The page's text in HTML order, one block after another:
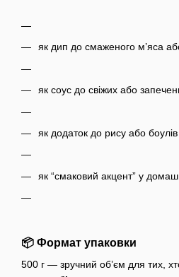
як дип до смаженого м’яса
як соус до свіжих або
як додаток до рису або боулів
як “смаковий акцент” у
📦 Формат упаковки
500 г — зручний об’єм для тих,